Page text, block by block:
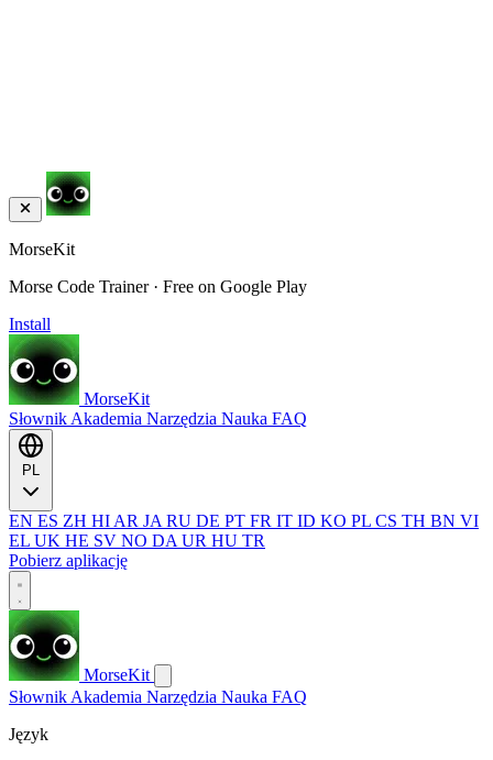
MorseKit
Morse Code Trainer · Free on Google Play
Install
MorseKit
Słownik Akademia Narzędzia Nauka FAQ
EN ES ZH HI AR JA RU DE PT FR IT ID KO PL CS TH BN VI
EL UK HE SV NO DA UR HU TR
Pobierz aplikację
MorseKit
Słownik Akademia Narzędzia Nauka FAQ
Język